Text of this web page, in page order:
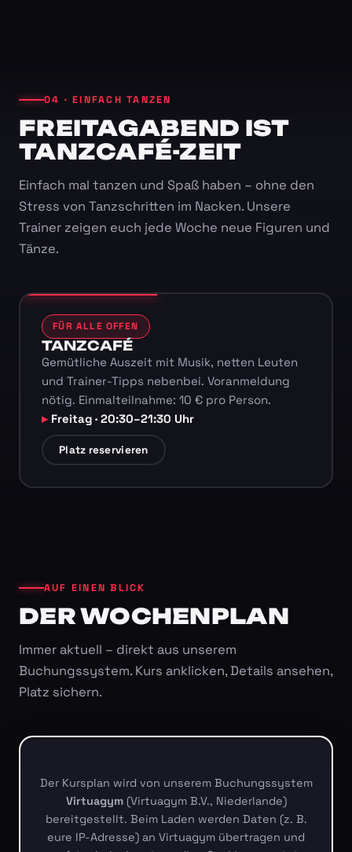
04 · EINFACH TANZEN
FREITAGABEND IST
TANZCAFÉ-ZEIT
Einfach mal tanzen und Spaß haben – ohne den
Stress von Tanzschritten im Nacken. Unsere
Trainer zeigen euch jede Woche neue Figuren und
Tänze.
FÜR ALLE OFFEN
TANZCAFÉ
Gemütliche Auszeit mit Musik, netten Leuten
und Trainer-Tipps nebenbei. Voranmeldung
nötig. Einmalteilnahme: 10 € pro Person.
Freitag · 20:30–21:30 Uhr
Platz reservieren
AUF EINEN BLICK
DER WOCHENPLAN
Immer aktuell – direkt aus unserem
Buchungssystem. Kurs anklicken, Details ansehen,
Platz sichern.
Der Kursplan wird von unserem Buchungssystem
Virtuagym(Virtuagym B.V., Niederlande)
bereitgestellt. Beim Laden werden Daten (z. B.
eure IP-Adresse) an Virtuagym übertragen und